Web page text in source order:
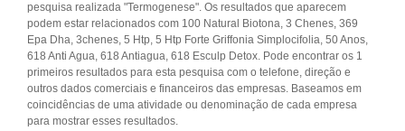
pesquisa realizada "Termogenese". Os resultados que aparecem
podem estar relacionados com 100 Natural Biotona, 3 Chenes, 369
Epa Dha, 3chenes, 5 Htp, 5 Htp Forte Griffonia Simplocifolia, 50 Anos,
618 Anti Agua, 618 Antiagua, 618 Esculp Detox. Pode encontrar os 1
primeiros resultados para esta pesquisa com o telefone, direção e
outros dados comerciais e financeiros das empresas. Baseamos em
coincidências de uma atividade ou denominação de cada empresa
para mostrar esses resultados.